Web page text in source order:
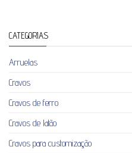
CATEGORIAS
Arruelas
Cravos
Cravos de ferro
Cravos de latão
Cravos para customização